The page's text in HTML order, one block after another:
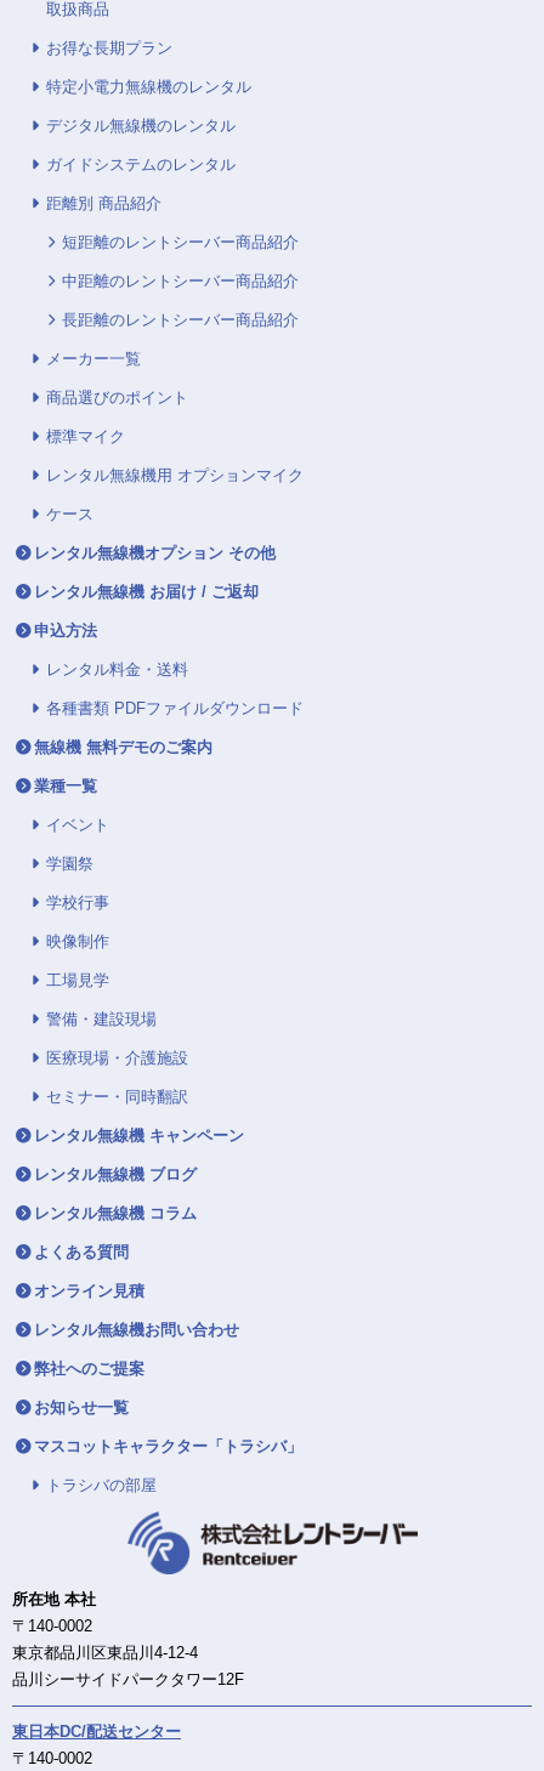
取扱商品
お得な長期プラン
特定小電力無線機のレンタル
デジタル無線機のレンタル
ガイドシステムのレンタル
距離別 商品紹介
短距離のレントシーバー商品紹介
中距離のレントシーバー商品紹介
長距離のレントシーバー商品紹介
メーカー一覧
商品選びのポイント
標準マイク
レンタル無線機用 オプションマイク
ケース
レンタル無線機オプション その他
レンタル無線機 お届け / ご返却
申込方法
レンタル料金・送料
各種書類 PDFファイルダウンロード
無線機 無料デモのご案内
業種一覧
イベント
学園祭
学校行事
映像制作
工場見学
警備・建設現場
医療現場・介護施設
セミナー・同時翻訳
レンタル無線機 キャンペーン
レンタル無線機 ブログ
レンタル無線機 コラム
よくある質問
オンライン見積
レンタル無線機お問い合わせ
弊社へのご提案
お知らせ一覧
マスコットキャラクター「トラシバ」
トラシバの部屋
所在地 本社
〒140-0002
東京都品川区東品川4-12-4
品川シーサイドパークタワー12F
東日本DC/配送センター
〒140-0002